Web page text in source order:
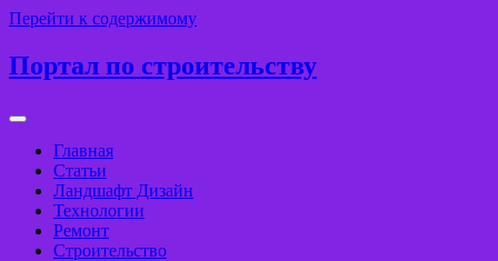
Перейти к содержимому
Портал по строительству
Главная
Статьи
Ландшафт Дизайн
Технологии
Ремонт
Строительство